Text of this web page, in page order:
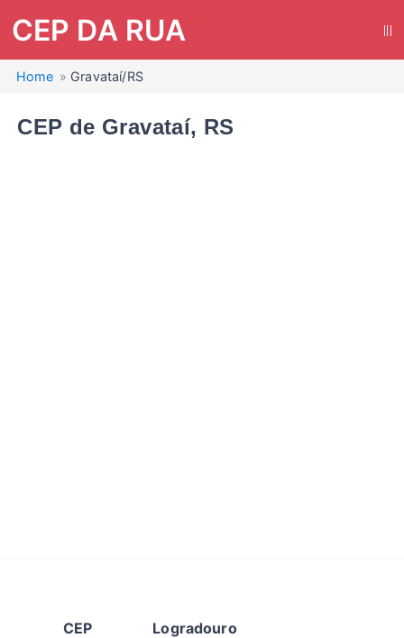
CEP DA RUA
Home Gravataí/RS
CEP de Gravataí, RS
CEP Logradouro